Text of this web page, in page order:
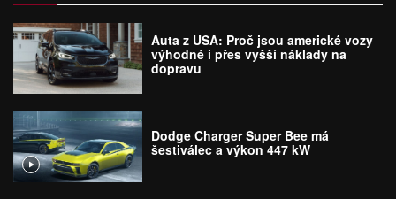
Auta z USA: Proč jsou americké vozy
výhodné i přes vyšší náklady na
dopravu
Dodge Charger Super Bee má
šestiválec a výkon 447 kW